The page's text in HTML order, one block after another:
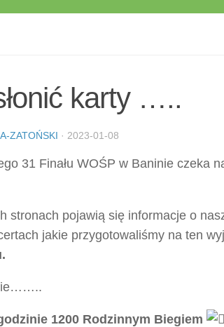
karty …..
ZATOŃSKI · 2023-01-08
31 Finału WOŚP w Baninie czeka
stronach pojawią się informacje o
jakie przygotowaliśmy na ten
1200 Rodzinnym Biegiem